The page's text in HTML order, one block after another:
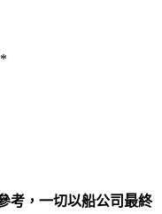
考，一切以船公司最終